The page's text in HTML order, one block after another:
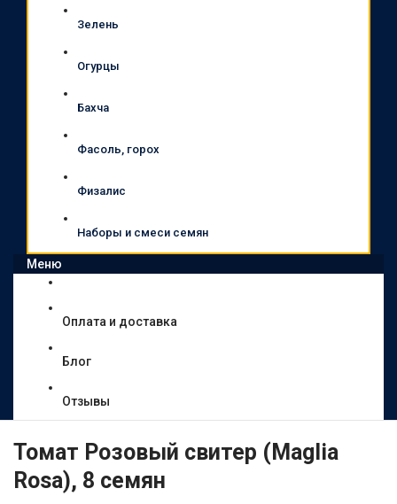
Зелень
Огурцы
Бахча
Фасоль, горох
Физалис
Наборы и смеси семян
Меню
Оплата и доставка
Блог
Отзывы
Томат Розовый свитер (Maglia
Rosa), 8 семян